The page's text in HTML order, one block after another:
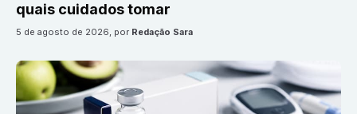
quais cuidados tomar
5 de agosto de 2026, por Redação Sara